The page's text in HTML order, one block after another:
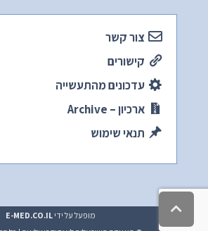
צור קשר
קישורים
עדכונים מהתעשייה
ארכיון – Archive
תנאי שימוש
מופעל על ידי E-MED.CO.IL
גלילה
לראש